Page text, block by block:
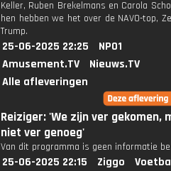
Keller, Ruben Brekelmans en Carola
hen hebben we het over de NAVO-top,
Trump.
25-06-2025 22:25
NPO1
Amusement.TV
Nieuws.TV
Alle afleveringen
Reiziger: 'We zijn ver gekomen,
niet ver genoeg'
Van dit programma is geen informatie
25-06-2025 22:15 Ziggo